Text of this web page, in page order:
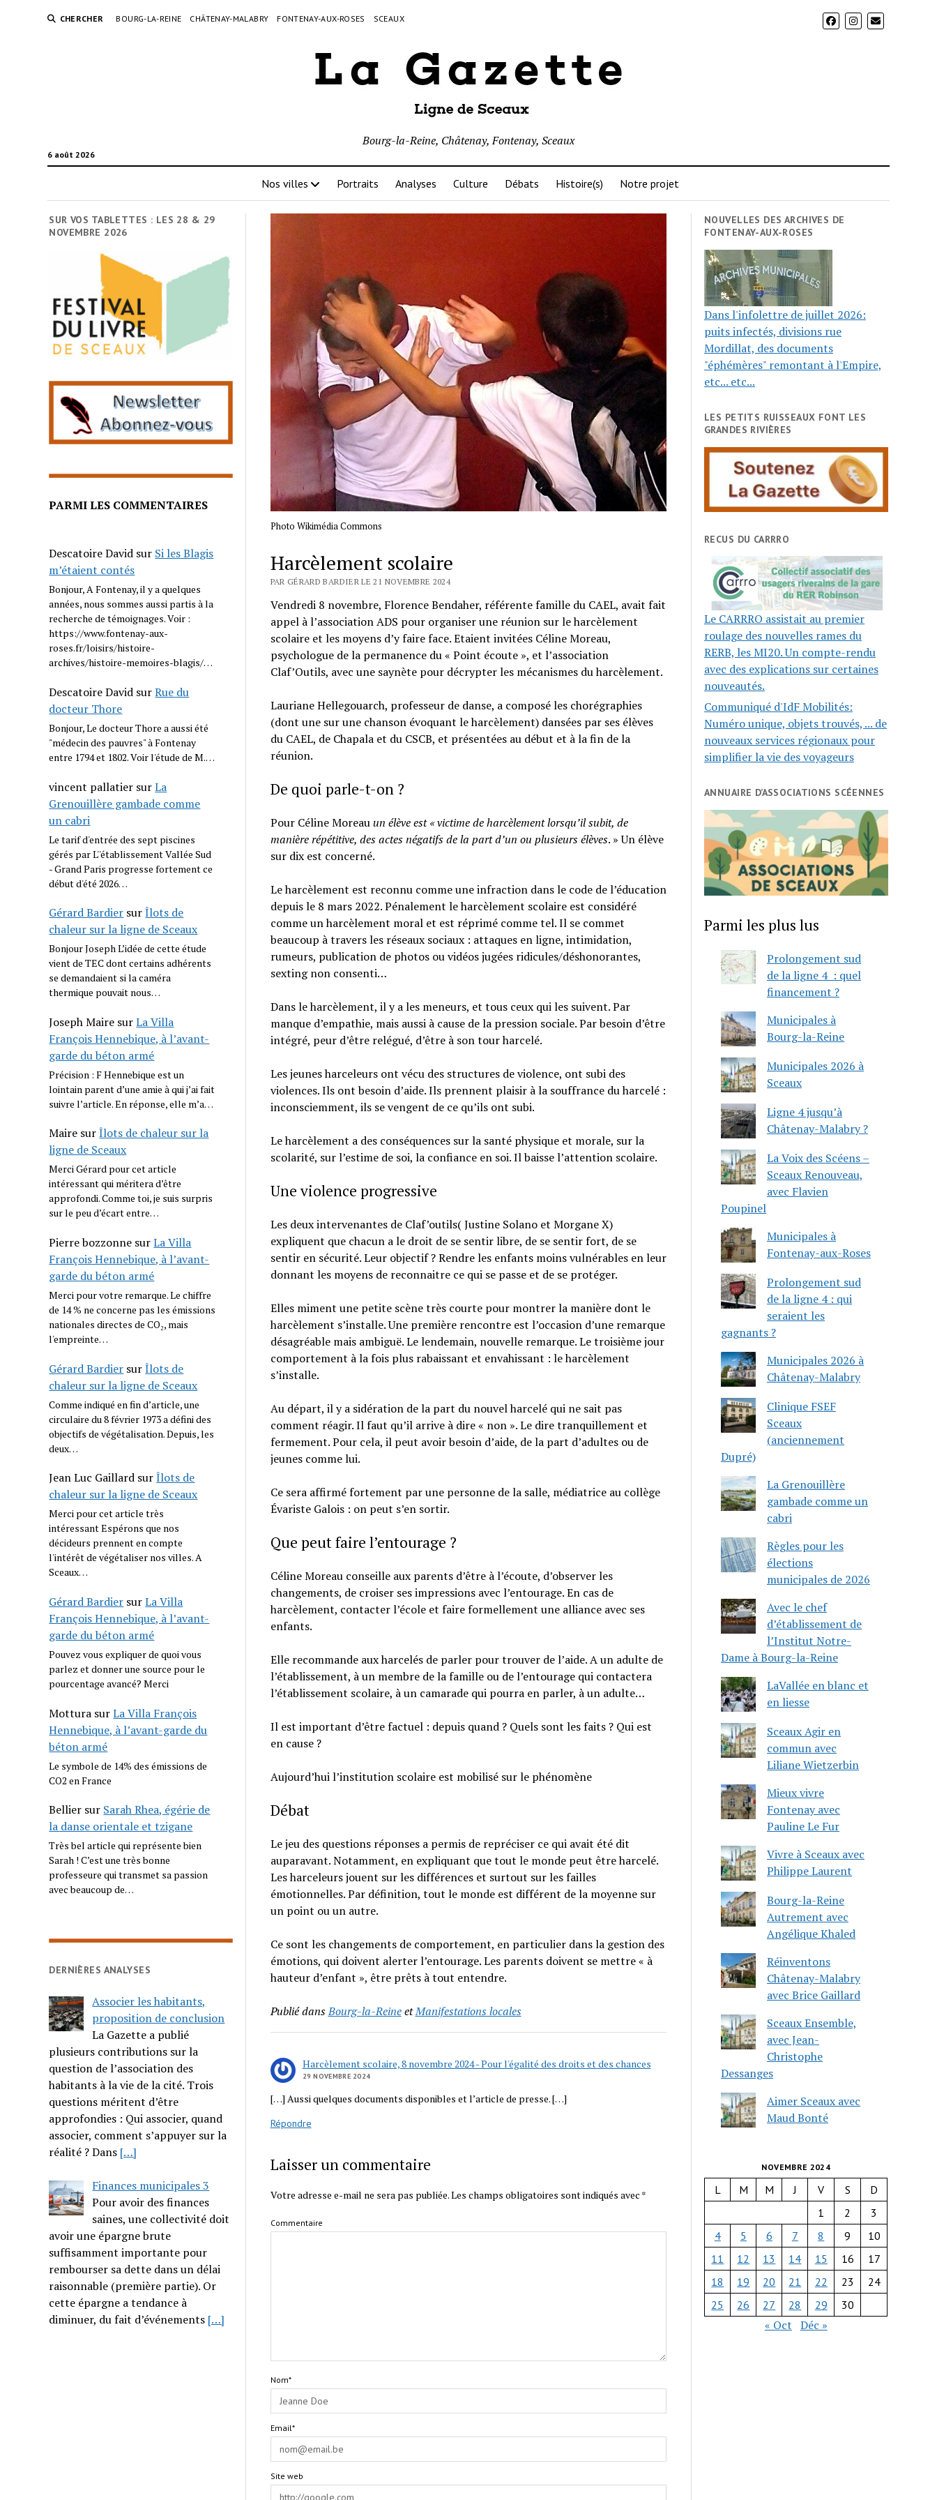
CHERCHER BOURG-LA-REINE CHÂTENAY-MALABRY FONTENAY-AUX-ROSES SCEAUX
6 août 2026
Bourg-la-Reine, Châtenay, Fontenay, Sceaux
Nos villes Portraits Analyses Culture Débats Histoire(s) Notre projet
SUR VOS TABLETTES : LES 28 & 29
NOVEMBRE 2026
PARMI LES COMMENTAIRES
Descatoire David sur Si les Blagis
m’étaient contés
Bonjour, A Fontenay, il y a quelques
années, nous sommes aussi partis à la
recherche de témoignages. Voir :
https://www.fontenay-aux-
roses.fr/loisirs/histoire-
archives/histoire-memoires-blagis/…
Descatoire David surRue du
docteur Thore
Bonjour, Le docteur Thore a aussi été
"médecin des pauvres" à Fontenay
entre 1794 et 1802. Voir l'étude de M.…
vincent pallatier surLa
Grenouillère gambade comme
un cabri
Le tarif d'entrée des sept piscines
gérés par L''établissement Vallée Sud
- Grand Paris progresse fortement ce
début d'été 2026…
Gérard Bardier surÎlots de
chaleur sur la ligne de Sceaux
Bonjour Joseph L’idée de cette étude
vient de TEC dont certains adhérents
se demandaient si la caméra
thermique pouvait nous…
Joseph Maire surLa Villa
François Hennebique, à l’avant-
garde du béton armé
Précision : F Hennebique est un
lointain parent d’une amie à qui j’ai fait
suivre l’article. En réponse, elle m’a…
Maire surÎlots de chaleur sur la
ligne de Sceaux
Merci Gérard pour cet article
intéressant qui méritera d’être
approfondi. Comme toi, je suis surpris
sur le peu d’écart entre…
Pierre bozzonne surLa Villa
François Hennebique, à l’avant-
garde du béton armé
Merci pour votre remarque. Le chiffre
de 14 % ne concerne pas les émissions
nationales directes de CO₂, mais
l'empreinte…
Gérard Bardier surÎlots de
chaleur sur la ligne de Sceaux
Comme indiqué en fin d’article, une
circulaire du 8 février 1973 a défini des
objectifs de végétalisation. Depuis, les
deux…
Jean Luc Gaillard surÎlots de
chaleur sur la ligne de Sceaux
Merci pour cet article très
intéressant Espérons que nos
décideurs prennent en compte
l'intérêt de végétaliser nos villes. A
Sceaux…
Gérard Bardier surLa Villa
François Hennebique, à l’avant-
garde du béton armé
Pouvez vous expliquer de quoi vous
parlez et donner une source pour le
pourcentage avancé? Merci
Mottura surLa Villa François
Hennebique, à l’avant-garde du
béton armé
Le symbole de 14% des émissions de
CO2 en France
Bellier sur Sarah Rhea, égérie de
la danse orientale et tzigane
Très bel article qui représente bien
Sarah ! C’est une très bonne
professeure qui transmet sa passion
avec beaucoup de…
DERNIÈRES ANALYSES
Associer les habitants,
proposition de conclusion
La Gazette a publié
plusieurs contributions sur la
question de l’association des
habitants à la vie de la cité. Trois
questions méritent d’être
approfondies : Qui associer, quand
associer, comment s’appuyer sur la
réalité ? Dans […]
Finances municipales 3
Pour avoir des finances
saines, une collectivité doit
avoir une épargne brute
suffisamment importante pour
rembourser sa dette dans un délai
raisonnable (première partie). Or
cette épargne a tendance à
diminuer, du fait d’événements […]
Photo Wikimédia Commons
Harcèlement scolaire
PAR GÉRARD BARDIER LE 21 NOVEMBRE 2024
Vendredi 8 novembre, Florence Bendaher, référente famille du CAEL, avait fait
appel à l’association ADS pour organiser une réunion sur le harcèlement
scolaire et les moyens d’y faire face. Etaient invitées Céline Moreau,
psychologue de la permanence du « Point écoute », et l’association
Claf’Outils, avec une saynète pour décrypter les mécanismes du harcèlement.
Lauriane Hellegouarch, professeur de danse, a composé les chorégraphies
(dont une sur une chanson évoquant le harcèlement) dansées par ses élèves
du CAEL, de Chapala et du CSCB, et présentées au début et à la fin de la
réunion.
De quoi parle-t-on ?
Pour Céline Moreauun élève est « victime de harcèlement lorsqu’il subit, de
manière répétitive, des actes négatifs de la part d’un ou plusieurs élèves. » Un élève
sur dix est concerné.
Le harcèlement est reconnu comme une infraction dans le code de l’éducation
depuis le 8 mars 2022. Pénalement le harcèlement scolaire est considéré
comme un harcèlement moral et est réprimé comme tel. Il se commet
beaucoup à travers les réseaux sociaux : attaques en ligne, intimidation,
rumeurs, publication de photos ou vidéos jugées ridicules/déshonorantes,
sexting non consenti…
Dans le harcèlement, il y a les meneurs, et tous ceux qui les suivent. Par
manque d’empathie, mais aussi à cause de la pression sociale. Par besoin d’être
intégré, peur d’être relégué, d’être à son tour harcelé.
Les jeunes harceleurs ont vécu des structures de violence, ont subi des
violences. Ils ont besoin d’aide. Ils prennent plaisir à la souffrance du harcelé :
inconsciemment, ils se vengent de ce qu’ils ont subi.
Le harcèlement a des conséquences sur la santé physique et morale, sur la
scolarité, sur l’estime de soi, la confiance en soi. Il baisse l’attention scolaire.
Une violence progressive
Les deux intervenantes de Claf’outils( Justine Solano et Morgane X)
expliquent que chacun a le droit de se sentir libre, de se sentir fort, de se
sentir en sécurité. Leur objectif ? Rendre les enfants moins vulnérables en leur
donnant les moyens de reconnaitre ce qui se passe et de se protéger.
Elles miment une petite scène très courte pour montrer la manière dont le
harcèlement s’installe. Une première rencontre est l’occasion d’une remarque
désagréable mais ambiguë. Le lendemain, nouvelle remarque. Le troisième jour
comportement à la fois plus rabaissant et envahissant : le harcèlement
s’installe.
Au départ, il y a sidération de la part du nouvel harcelé qui ne sait pas
comment réagir. Il faut qu’il arrive à dire « non ». Le dire tranquillement et
fermement. Pour cela, il peut avoir besoin d’aide, de la part d’adultes ou de
jeunes comme lui.
Ce sera affirmé fortement par une personne de la salle, médiatrice au collège
Évariste Galois : on peut s’en sortir.
Que peut faire l’entourage ?
Céline Moreau conseille aux parents d’être à l’écoute, d’observer les
changements, de croiser ses impressions avec l’entourage. En cas de
harcèlement, contacter l’école et faire formellement une alliance avec ses
enfants.
Elle recommande aux harcelés de parler pour trouver de l’aide. A un adulte de
l’établissement, à un membre de la famille ou de l’entourage qui contactera
l’établissement scolaire, à un camarade qui pourra en parler, à un adulte…
Il est important d’être factuel : depuis quand ? Quels sont les faits ? Qui est
en cause ?
Aujourd’hui l’institution scolaire est mobilisé sur le phénomène
Débat
Le jeu des questions réponses a permis de repréciser ce qui avait été dit
auparavant. Notamment, en expliquant que tout le monde peut être harcelé.
Les harceleurs jouent sur les différences et surtout sur les failles
émotionnelles. Par définition, tout le monde est différent de la moyenne sur
un point ou un autre.
Ce sont les changements de comportement, en particulier dans la gestion des
émotions, qui doivent alerter l’entourage. Les parents doivent se mettre « à
hauteur d’enfant », être prêts à tout entendre.
Publié dansBourg-la-ReineetManifestations locales
Harcèlement scolaire, 8 novembre 2024 - Pour l'égalité des droits et des chances
29 NOVEMBRE 2024
[…] Aussi quelques documents disponibles et l’article de presse. […]
Répondre
Laisser un commentaire
Votre adresse e-mail ne sera pas publiée.Les champs obligatoires sont indiqués avec *
Commentaire
Nom*
Email*
Site web
NOUVELLES DES ARCHIVES DE
FONTENAY-AUX-ROSES
Dans l'infolettre de juillet 2026:
puits infectés, divisions rue
Mordillat, des documents
"éphémères" remontant à l'Empire,
etc... etc...
LES PETITS RUISSEAUX FONT LES
GRANDES RIVIÈRES
RECUS DU CARRRO
Le CARRRO assistait au premier
roulage des nouvelles rames du
RERB, les MI20. Un compte-rendu
avec des explications sur certaines
nouveautés.
Communiqué d'IdF Mobilités:
Numéro unique, objets trouvés, ... de
nouveaux services régionaux pour
simplifier la vie des voyageurs
ANNUAIRE D’ASSOCIATIONS SCÉENNES
Parmi les plus lus
Prolongement sud
de la ligne 4 : quel
financement ?
Municipales à
Bourg-la-Reine
Municipales 2026 à
Sceaux
Ligne 4 jusqu’à
Châtenay-Malabry ?
La Voix des Scéens –
Sceaux Renouveau,
avec Flavien
Poupinel
Municipales à
Fontenay-aux-Roses
Prolongement sud
de la ligne 4 : qui
seraient les
gagnants ?
Municipales 2026 à
Châtenay-Malabry
Clinique FSEF
Sceaux
(anciennement
Dupré)
La Grenouillère
gambade comme un
cabri
Règles pour les
élections
municipales de 2026
Avec le chef
d’établissement de
l’Institut Notre-
Dame à Bourg-la-Reine
LaVallée en blanc et
en liesse
Sceaux Agir en
commun avec
Liliane Wietzerbin
Mieux vivre
Fontenay avec
Pauline Le Fur
Vivre à Sceaux avec
Philippe Laurent
Bourg-la-Reine
Autrement avec
Angélique Khaled
Réinventons
Châtenay-Malabry
avec Brice Gaillard
Sceaux Ensemble,
avec Jean-
Christophe
Dessanges
Aimer Sceaux avec
Maud Bonté
NOVEMBRE 2024
L M M J V S
D
1
2
3
4
5 6 7 8 9
10
11
12 13 14 15 16
17
18
19 20 21 22 23
24
25
26 27 28 29 30
« Oct Déc »